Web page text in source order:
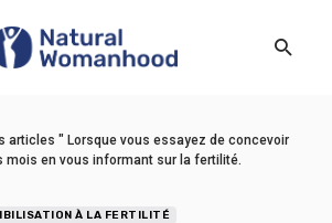
articles " Lorsque vous essayez de concevoir
mois en vous informant sur la fertilité.
À LA FERTILITÉ